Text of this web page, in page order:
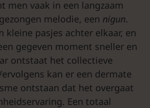
men vaak in een langzaam
melodie, een nigun.
kleine pasjes achter elkaar, en
gegeven moment sneller en
ontstaat het collectieve
kan er een dermate
ontstaan dat het overgaat
Een totaal